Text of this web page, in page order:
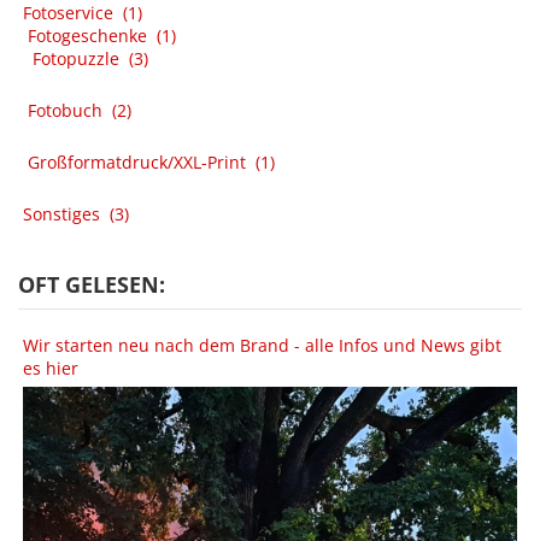
Fotoservice (1)
Fotogeschenke (1)
Fotopuzzle (3)
Fotobuch (2)
Großformatdruck/XXL-Print (1)
Sonstiges (3)
OFT GELESEN:
Wir starten neu nach dem Brand - alle Infos und News gibt
es hier